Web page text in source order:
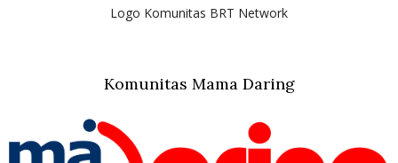
Logo Komunitas BRT Network
Komunitas Mama Daring